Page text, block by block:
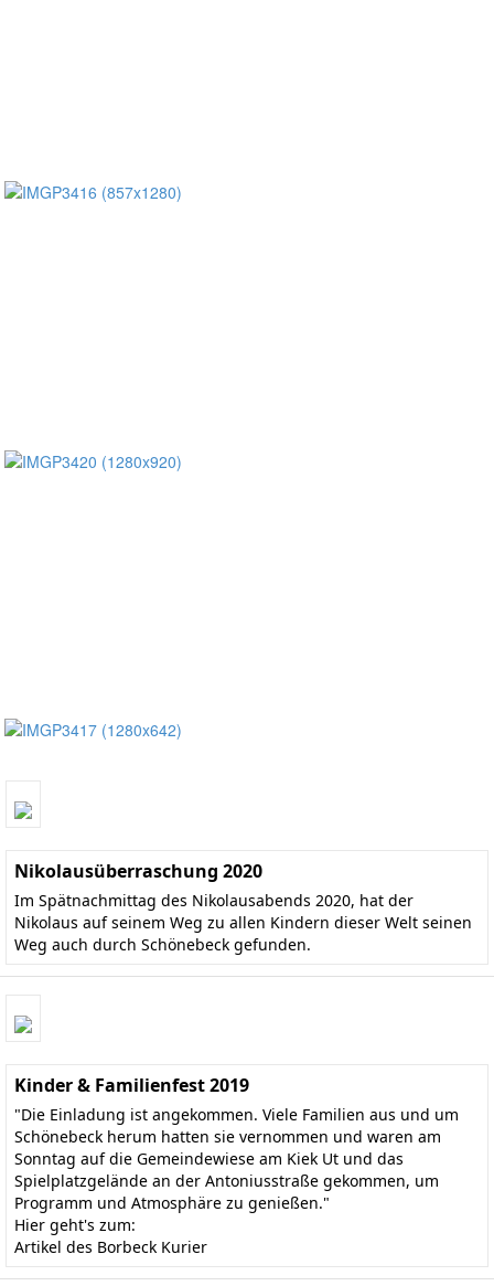
Nikolausüberraschung 2020
Im Spätnachmittag des Nikolausabends 2020, hat der
Nikolaus auf seinem Weg zu allen Kindern dieser Welt seinen
Weg auch durch Schönebeck gefunden.
Kinder & Familienfest 2019
"Die Einladung ist angekommen. Viele Familien aus und um
Schönebeck herum hatten sie vernommen und waren am
Sonntag auf die Gemeindewiese am Kiek Ut und das
Spielplatzgelände an der Antoniusstraße gekommen, um
Programm und Atmosphäre zu genießen."
Hier geht's zum:
Artikel des Borbeck Kurier